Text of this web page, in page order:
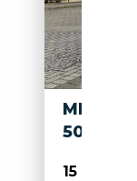
500
15 000€